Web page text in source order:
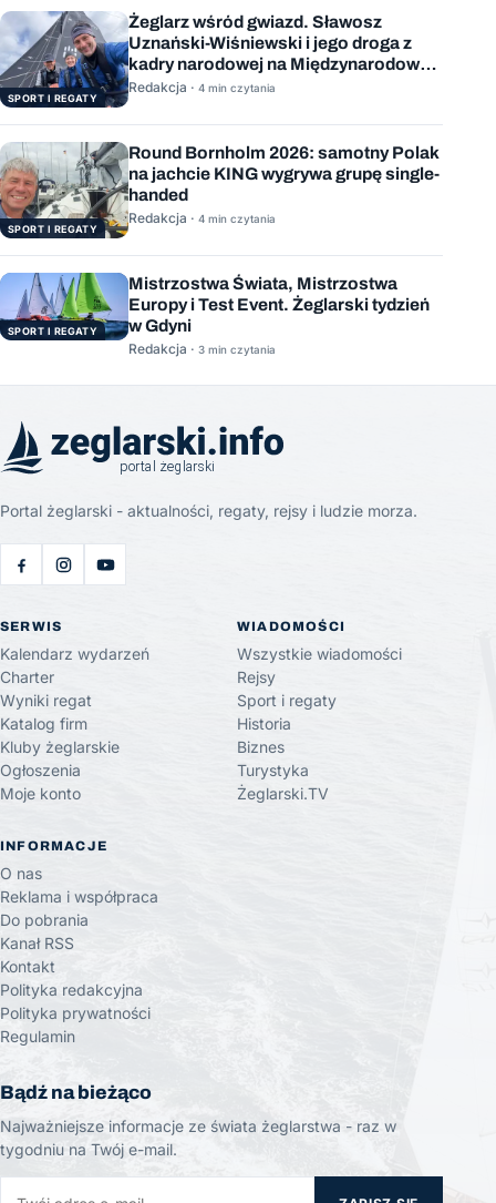
SPORT I REGATY
Żeglarz wśród gwiazd. Sławosz
Uznański-Wiśniewski i jego droga z
kadry narodowej na Międzynarodową
Stację Kosmiczną
Redakcja · 4 min czytania
SPORT I REGATY
Round Bornholm 2026: samotny Polak
na jachcie KING wygrywa grupę single-
handed
Redakcja · 4 min czytania
SPORT I REGATY
Mistrzostwa Świata, Mistrzostwa
Europy i Test Event. Żeglarski tydzień
w Gdyni
Redakcja · 3 min czytania
Portal żeglarski - aktualności, regaty, rejsy i ludzie morza.
SERWIS
Kalendarz wydarzeń
Charter
Wyniki regat
Katalog firm
Kluby żeglarskie
Ogłoszenia
Moje konto
WIADOMOŚCI
Wszystkie wiadomości
Rejsy
Sport i regaty
Historia
Biznes
Turystyka
Żeglarski.TV
INFORMACJE
O nas
Reklama i współpraca
Do pobrania
Kanał RSS
Kontakt
Polityka redakcyjna
Polityka prywatności
Regulamin
Bądź na bieżąco
Najważniejsze informacje ze świata żeglarstwa - raz w
tygodniu na Twój e-mail.